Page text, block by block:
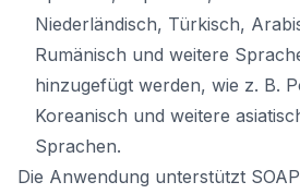
Niederländisch, Türkisch,
Rumänisch und weitere
hinzugefügt werden, wie z. B.
Koreanisch und weitere
Sprachen.
Die Anwendung unterstützt